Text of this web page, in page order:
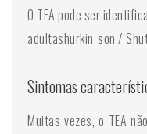
O TEA pode ser
adultashurkin_son /
Sintomas
Muitas vezes, o TEA